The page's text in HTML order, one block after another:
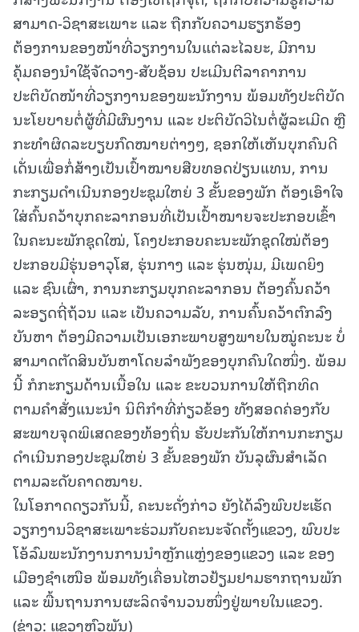
ສາມາດ-ວິຊາສະເພາະ ແລະ ຖືກກັບຄວາມຮຽກຮ້ອງ
ຕ້ອງການຂອງໜ້າທີ່ວຽກງານໃນແຕ່ລະໄລຍະ, ມີການ
ຄຸ້ມຄອງນຳໃຊ້ຈັດວາງ-ສັບຊ້ອນ ປະເມີນຕີລາຄາການ
ປະຕິບັດໜ້າທີ່ວຽກງານຂອງພະນັກງານ ພ້ອມທັງປະຕິບັດ
ນະໂຍບາຍຕໍ່ຜູ້ທີ່ມີຜົນງານ ແລະ ປະຕິບັດວິໄນຕໍ່ຜູ້ລະເມີດ ຫຼື
ກະທຳຜິດລະບຽບກົດໝາຍຕ່າງໆ, ຊອກໃຫ້ເຫັນບຸກຄົນດີ
ເດັ່ນເພື່ອກໍ່ສ້າງເປັນເປົ້າໝາຍສືບທອດປ່ຽນແທນ, ການ
ກະກຽມດຳເນີນກອງປະຊຸມໃຫຍ່ 3 ຂັ້ນຂອງພັກ ຕ້ອງເອົາໃຈ
ໃສ່ຄົ້ນຄວ້າບຸກຄະລາກອນທີ່ເປັນເປົ້າໝາຍຈະປະກອບເຂົ້າ
ໃນຄະນະພັກຊຸດໃໝ່, ໂຄງປະກອບຄະນະພັກຊຸດໃໝ່ຕ້ອງ
ປະກອບມີຮຸ່ນອາວຸໂສ, ຮຸ່ນກາງ ແລະ ຮຸ່ນໜຸ່ມ, ມີເພດຍິງ
ແລະ ຊົນເຜົ່າ, ການກະກຽມບຸກຄະລາກອນ ຕ້ອງຄົ້ນຄວ້າ
ລະອຽດຖີ່ຖ້ວນ ແລະ ເປັນຄວາມລັບ, ການຄົ້ນຄວ້າຕົກລົງ
ບັນຫາ ຕ້ອງມີຄວາມເປັນເອກະພາບສູງພາຍໃນໝູ່ຄະນະ ບໍ່
ສາມາດຕັດສິນບັນຫາໂດຍລຳພັງຂອງບຸກຄົນໃດໜຶ່ງ. ພ້ອມ
ນີ້ ກໍກະກຽມດ້ານເນື້ອໃນ ແລະ ຂະບວນການໃຫ້ຖືກທິດ
ຕາມຄຳສັ່ງແນະນໍາ ນິຕິກຳທີ່ກ່ຽວຂ້ອງ ທັງສອດຄ່ອງກັບ
ສະພາບຈຸດພິເສດຂອງທ້ອງຖິ່ນ ຮັບປະກັນໃຫ້ການກະກຽມ
ດຳເນີນກອງປະຊຸມໃຫຍ່ 3 ຂັ້ນຂອງພັກ ບັນລຸຜົນສຳເລັດ
ຕາມລະດັບຄາດໝາຍ.
ໃນໂອກາດດຽວກັນນີ້, ຄະນະດັ່ງກ່າວ ຍັງໄດ້ລົງພົບປະເຮັດ
ວຽກງານວິຊາສະເພາະຮ່ວມກັບຄະນະຈັດຕັ້ງແຂວງ, ພົບປະ
ໂອ້ລົມພະນັກງານການນຳຫຼັກແຫຼ່ງຂອງແຂວງ ແລະ ຂອງ
ເມືອງຊໍາເໜືອ ພ້ອມທັງເຄື່ອນໄຫວຢ້ຽມຢາມຮາກຖານພັກ
ແລະ ພື້ນຖານການຜະລິດຈຳນວນໜຶ່ງຢູ່ພາຍໃນແຂວງ.
(ຂ່າວ: ແຂວງຫົວພັນ)